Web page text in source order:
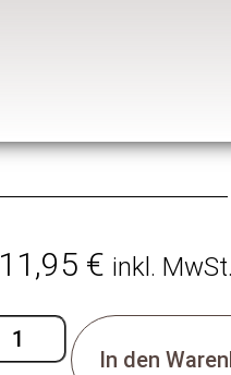
11,95 € inkl. MwSt.
In den